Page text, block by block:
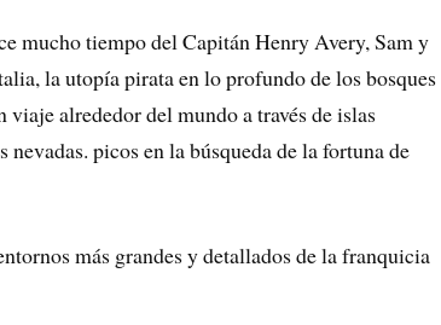
mucho tiempo del Capitán Henry Avery, Sam y
la utopía pirata en lo profundo de los bosques
viaje alrededor del mundo a través de islas
picos en la búsqueda de la fortuna de
más grandes y detallados de la franquicia